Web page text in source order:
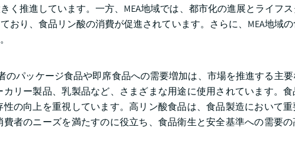
く推進しています。一方、MEA地域では、都市化の進展とライフ
り、食品リン酸の消費が促進されています。さらに、MEA地域
パッケージ食品や即席食品への需要増加は、市場を推進する主
リー製品、乳製品など、さまざまな用途に使用されています。食
の向上を重視しています。高リン酸食品は、食品製造において
者のニーズを満たすのに役立ち、食品衛生と安全基準への需要の